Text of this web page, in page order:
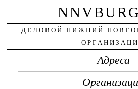
ДЕЛОВОЙ НИЖНИЙ
Адреса